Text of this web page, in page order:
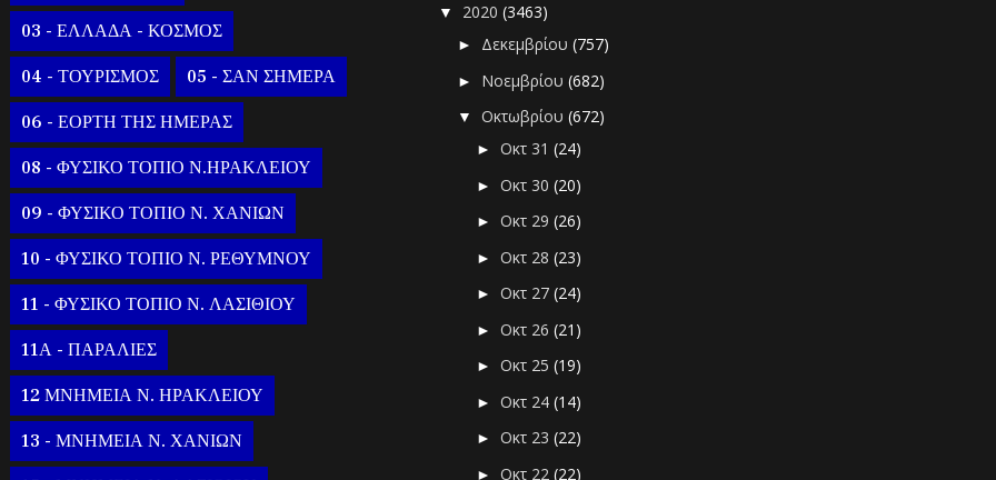
03 - ΕΛΛΑΔΑ - ΚΟΣΜΟΣ
04 - ΤΟΥΡΙΣΜΟΣ 05 - ΣΑΝ ΣΗΜΕΡΑ
06 - ΕΟΡΤΗ ΤΗΣ ΗΜΕΡΑΣ
08 - ΦΥΣΙΚΟ ΤΟΠΙΟ Ν.ΗΡΑΚΛΕΙΟΥ
09 - ΦΥΣΙΚΟ ΤΟΠΙΟ Ν. ΧΑΝΙΩΝ
10 - ΦΥΣΙΚΟ ΤΟΠΙΟ Ν. ΡΕΘΥΜΝΟΥ
11 - ΦΥΣΙΚΟ ΤΟΠΙΟ Ν. ΛΑΣΙΘΙΟΥ
11Α - ΠΑΡΑΛΙΕΣ
12 ΜΝΗΜΕΙΑ Ν. ΗΡΑΚΛΕΙΟΥ
13 - ΜΝΗΜΕΙΑ Ν. ΧΑΝΙΩΝ
▼ 2020 (3463)
► Δεκεμβρίου (757)
► Νοεμβρίου (682)
▼ Οκτωβρίου (672)
► Οκτ 31 (24)
► Οκτ 30 (20)
► Οκτ 29 (26)
► Οκτ 28 (23)
► Οκτ 27 (24)
► Οκτ 26 (21)
► Οκτ 25 (19)
► Οκτ 24 (14)
► Οκτ 23 (22)
► Οκτ 22 (22)